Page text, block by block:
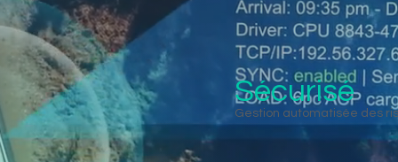
Sécurisé
Gestion automatisée des